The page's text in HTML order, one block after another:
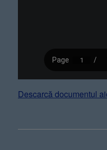
Descarcă documentul